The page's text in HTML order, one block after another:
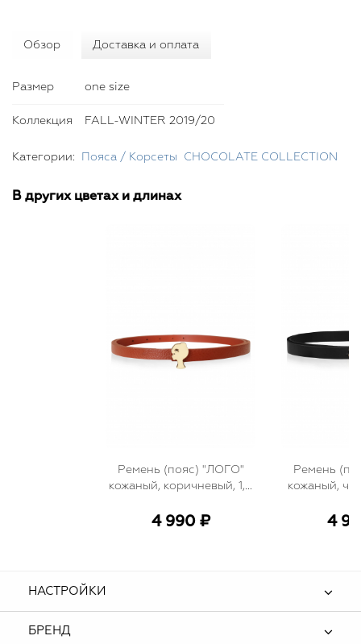
Обзор Доставка и оплата
Размер one size
Коллекция FALL-WINTER 2019/20
Категории: Пояса / Корсеты CHOСOLATE COLLECTION
В других цветах и длинах
Ремень (пояс) "ЛОГО"
кожаный, коричневый, 1,5
4 990 ₽
Ремень
кожаный,
4
НАСТРОЙКИ
БРЕНД